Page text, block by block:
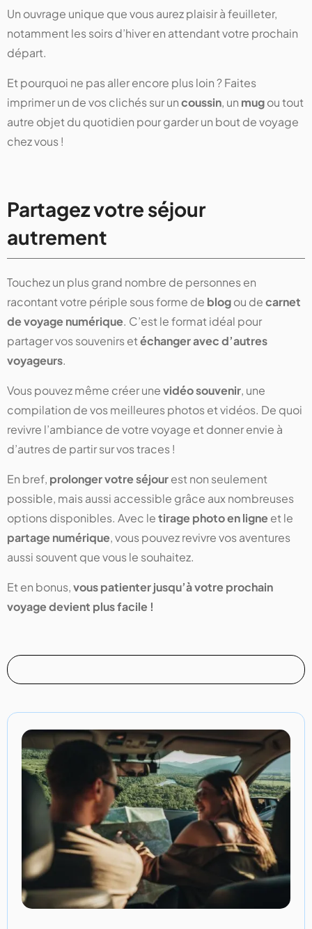
Un ouvrage unique que vous aurez plaisir à feuilleter,
notamment les soirs d’hiver en attendant votre prochain
départ.
Et pourquoi ne pas aller encore plus loin ? Faites
imprimer un de vos clichés sur uncoussin, un mugou tout
autre objet du quotidien pour garder un bout de voyage
chez vous !
Partagez votre séjour
autrement
Touchez un plus grand nombre de personnes en
racontant votre périple sous forme de blogou decarnet
de voyage numérique. C’est le format idéal pour
partager vos souvenirs etéchanger avec d’autres
voyageurs.
Vous pouvez même créer unevidéo souvenir, une
compilation de vos meilleures photos et vidéos. De quoi
revivre l’ambiance de votre voyage et donner envie à
d’autres de partir sur vos traces !
En bref, prolonger votre séjourest non seulement
possible, mais aussi accessible grâce aux nombreuses
options disponibles. Avec letirage photo en ligneet le
partage numérique, vous pouvez revivre vos aventures
aussi souvent que vous le souhaitez.
Et en bonus,vous patienter jusqu’à votre prochain
voyage devient plus facile !